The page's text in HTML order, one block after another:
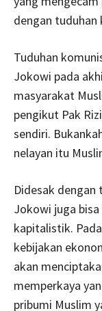
dengan tuduhan
Tuduhan
Jokowi pada
masyarakat
pengikut Pak
sendiri.
nelayan itu
Didesak
Jokowi juga
kapitalistik.
kebijakan
akan
memperkaya
pribumi Muslim